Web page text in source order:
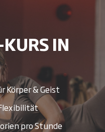
IN
Körper & Geist
pro Stunde